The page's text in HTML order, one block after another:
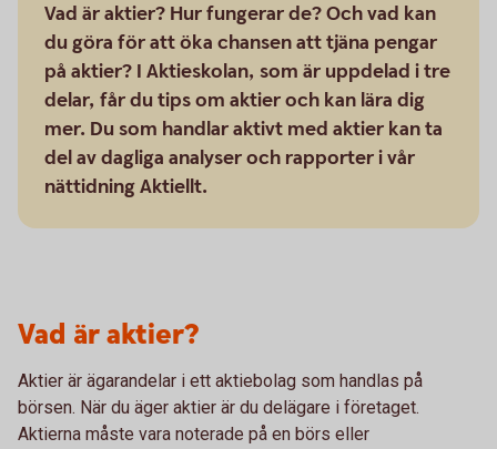
Vad är aktier? Hur fungerar de? Och vad kan
du göra för att öka chansen att tjäna pengar
på aktier? I Aktieskolan, som är uppdelad i tre
delar, får du tips om aktier och kan lära dig
mer. Du som handlar aktivt med aktier kan ta
del av dagliga analyser och rapporter i vår
nättidning Aktiellt.
Vad är aktier?
Aktier är ägarandelar i ett aktiebolag som handlas på
börsen. När du äger aktier är du delägare i företaget.
Aktierna måste vara noterade på en börs eller